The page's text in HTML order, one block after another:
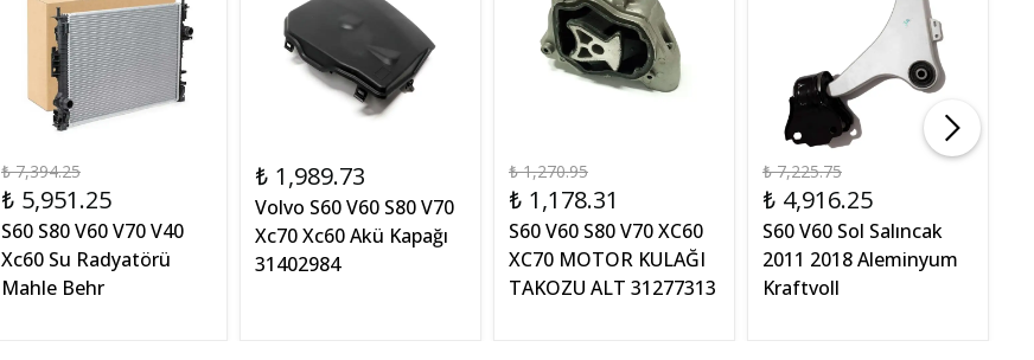
₺ 7,394.25
₺ 5,951.25
S60 S80 V60 V70 V40
Xc60 Su Radyatörü
Mahle Behr
₺ 1,989.73
Volvo S60 V60 S80 V70
Xc70 Xc60 Akü Kapağı
31402984
₺ 1,270.95
₺ 1,178.31
S60 V60 S80 V70 XC60
XC70 MOTOR KULAĞI
TAKOZU ALT 31277313
₺ 7,225.75
₺ 4,916.25
S60 V60 Sol Salıncak
2011 2018 Aleminyum
Kraftvoll